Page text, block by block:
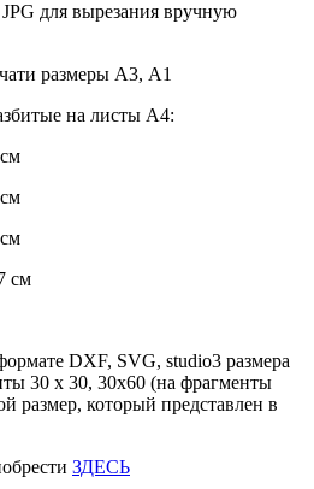
для вырезания вручную
размеры А3, А1
на листы А4:
см
DXF, SVG, studio3 размера
30 х 30, 30х60 (на фрагменты
размер, который представлен в
ЗДЕСЬ